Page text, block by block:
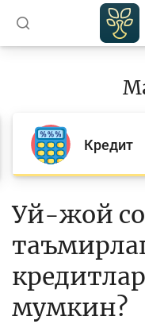
Барча мақолалар
Банк агентлари
Кредит
Уй-жой
мумкин?